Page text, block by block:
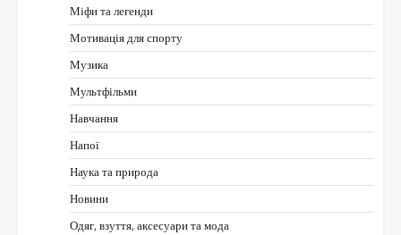
Міфи та легенди
Мотивація для спорту
Музика
Мультфільми
Навчання
Напої
Наука та природа
Новини
Одяг, взуття, аксесуари та мода